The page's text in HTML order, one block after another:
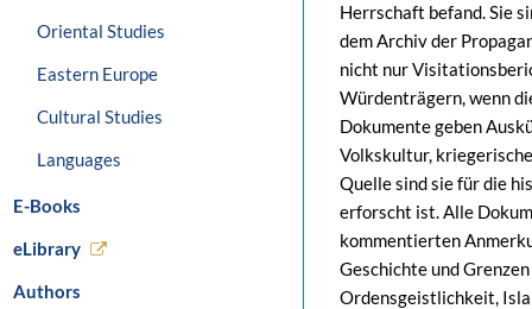
Oriental Studies
Eastern Europe
Cultural Studies
Languages
E-Books
eLibrary
Authors
Herrschaft befand. Sie
dem Archiv der
nicht nur
Würdenträgern, wenn
Dokumente geben
Volkskultur,
Quelle sind sie für die
erforscht ist. Alle
kommentierten
Geschichte und
Ordensgeistlichkeit,